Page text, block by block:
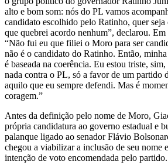
alto e bom som: nós do PL vamos
candidato escolhido pelo Ratinho, quer
que quebrei acordo nenhum”, declarou. Em
“Não fui eu que filiei o Moro para ser
não é o candidato do Ratinho. Então,
é baseada na coerência. Eu estou triste,
nada contra o PL, só a favor de um partido
aquilo que eu sempre defendi. Mas é
coragem.”
Antes da definição pelo nome de Moro,
própria candidatura ao governo estadual e
palanque ligado ao senador Flávio
chegou a viabilizar a inclusão de seu nome
intenção de voto encomendada pelo partido.